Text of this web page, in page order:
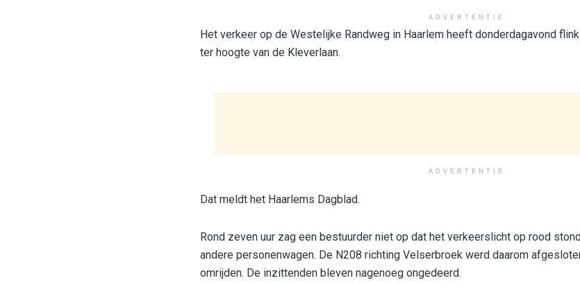
ADVERTENTIE
Het verkeer op de Westelijke Randweg in Haarlem heeft donderdagavond
ter hoogte van de Kleverlaan.
ADVERTENTIE
Dat meldt het Haarlems Dagblad.
Rond zeven uur zag een bestuurder niet op dat het verkeerslicht op rood
andere personenwagen. De N208 richting Velserbroek werd daarom
omrijden. De inzittenden bleven nagenoeg ongedeerd.